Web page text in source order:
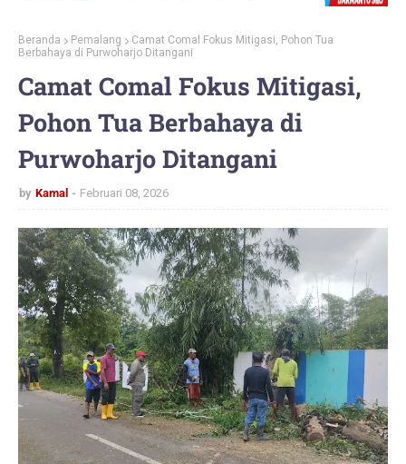
Beranda Pemalang
Camat Comal Fokus Mitigasi, Pohon Tua
Berbahaya di Purwoharjo Ditangani
Camat Comal Fokus Mitigasi,
Pohon Tua Berbahaya di
Purwoharjo Ditangani
by Kamal Februari 08, 2026